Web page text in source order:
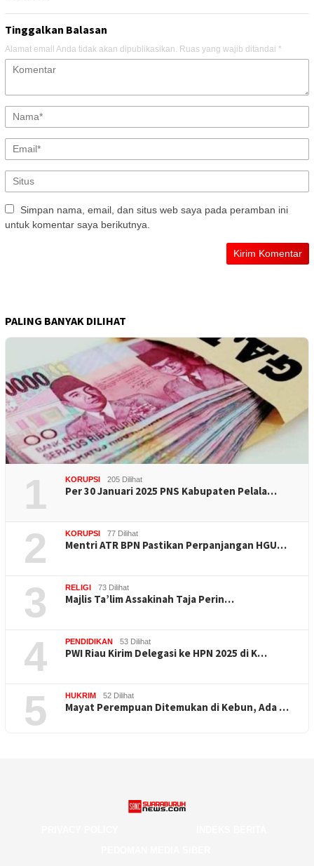
Tinggalkan Balasan
Alamat email Anda tidak akan dipublikasikan. Ruas yang wajib ditandai *
Simpan nama, email, dan situs web saya pada peramban ini
untuk komentar saya berikutnya.
PALING BANYAK DILIHAT
1 KORUPSI 205 Dilihat
Per 30 Januari 2025 PNS Kabupaten Pelala…
2 KORUPSI 77 Dilihat
Mentri ATR BPN Pastikan Perpanjangan HGU…
3 RELIGI 73 Dilihat
Majlis Ta’lim Assakinah Taja Perin…
4 PENDIDIKAN 53 Dilihat
PWI Riau Kirim Delegasi ke HPN 2025 di K…
5 HUKRIM 52 Dilihat
Mayat Perempuan Ditemukan di Kebun, Ada …